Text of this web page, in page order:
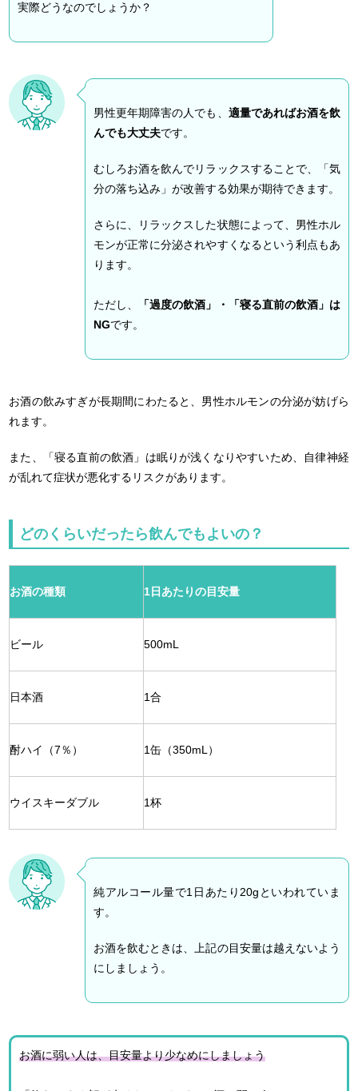
実際どうなのでしょうか？
男性更年期障害の人でも、 適量であればお酒を飲
んでも大丈夫です。
むしろお酒を飲んでリラックスすることで、「気
分の落ち込み」が改善する効果が期待できます。
さらに、リラックスした状態によって、男性ホル
モンが正常に分泌されやすくなるという利点もあ
ります。
ただし、
「過度の飲酒」・「寝る直前の飲酒」は
NGです。
お酒の飲みすぎが長期間にわたると、男性ホルモンの分泌が妨げら
れます。
また、「寝る直前の飲酒」は眠りが浅くなりやすいため、自律神経
が乱れて症状が悪化するリスクがあります。
どのくらいだったら飲んでもよいの？
お酒の種類 1日あたりの目安量
ビール 500mL
日本酒 1合
酎ハイ（7％） 1缶（350mL）
ウイスキーダブル 1杯
純アルコール量で1日あたり20gといわれていま
す。
お酒を飲むときは、上記の目安量は越えないよう
にしましょう。
お酒に弱い人は、目安量より少なめにしましょう